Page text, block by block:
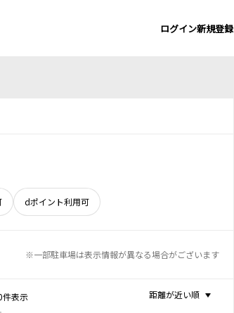
ログイン新規登録
dポイント利用可
※一部駐車場は表示情報が異なる場合がございます
件表示 距離が近い順